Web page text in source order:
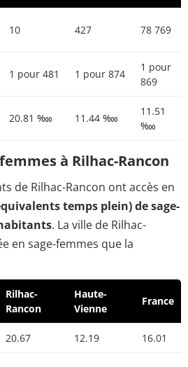
10 427 78 769
1 pour 481 1 pour 874
1 pour
869
20.81 ‱ 11.44 ‱
11.51
‱
à Rilhac-Rancon
de Rilhac-Rancon ont accès en
temps plein) de sage-
. La ville de Rilhac-
en sage-femmes que la
Rilhac-
Rancon
Haute-
Vienne
France
20.67 12.19 16.01